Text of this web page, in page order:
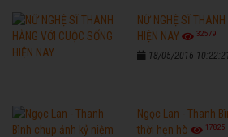
NỮ NGHỆ SĨ THANH
HIỆN NAY
32579
18/05/2016
Ngọc Lan - Thanh
thời hẹn hò
17825